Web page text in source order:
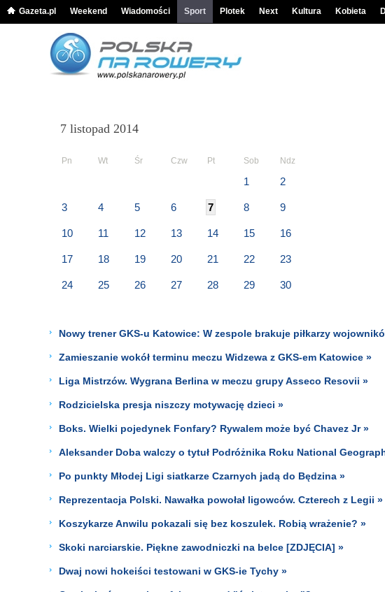
Gazeta.pl Weekend Wiadomości Sport Plotek Next Kultura Kobieta
7 listopad 2014
Pn Wt Śr Czw Pt Sob Ndz
1 2
3 4 5 6 7 8 9
10 11 12 13 14 15 16
17 18 19 20 21 22 23
24 25 26 27 28 29 30
Nowy trener GKS-u Katowice: W zespole brakuje piłkarzy
Zamieszanie wokół terminu meczu Widzewa z GKS-em Katowice »
Liga Mistrzów. Wygrana Berlina w meczu grupy Asseco Resovii »
Rodzicielska presja niszczy motywację dzieci »
Boks. Wielki pojedynek Fonfary? Rywalem może być Chavez Jr »
Aleksander Doba walczy o tytuł Podróżnika Roku National
Po punkty Młodej Ligi siatkarze Czarnych jadą do Będzina »
Reprezentacja Polski. Nawałka powołał ligowców. Czterech z Legii »
Koszykarze Anwilu pokazali się bez koszulek. Robią wrażenie? »
Skoki narciarskie. Piękne zawodniczki na belce [ZDJĘCIA] »
Dwaj nowi hokeiści testowani w GKS-ie Tychy »